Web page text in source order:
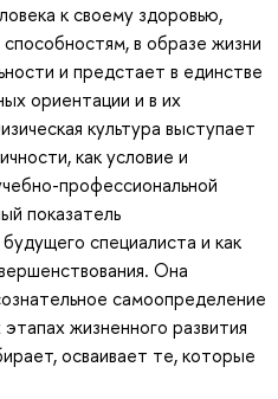
к своему здоровью,
в образе жизни
и предстает в единстве
ориентации и в их
культура выступает
как условие и
профессиональной
показатель
специалиста и как
Она
самоопределение
жизненного развития
осваивает те, которые